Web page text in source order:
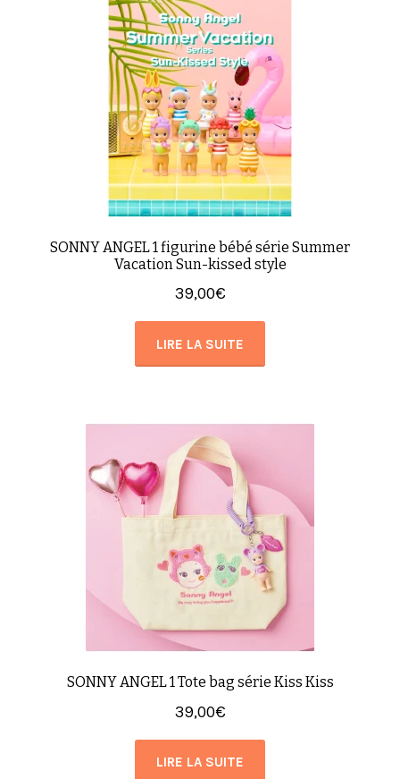
SONNY ANGEL 1 figurine bébé série Summer
Vacation Sun-kissed style
39,00€
LIRE LA SUITE
SONNY ANGEL 1 Tote bag série Kiss Kiss
39,00€
LIRE LA SUITE